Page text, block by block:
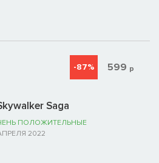
Saga
ПОЛОЖИТЕЛЬНЫЕ
2022
-87% 599 р